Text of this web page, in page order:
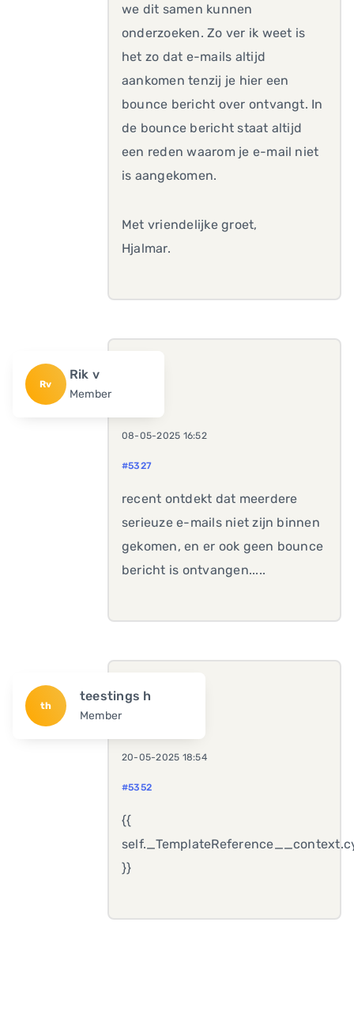
we dit samen kunnen
onderzoeken. Zo ver ik weet is
het zo dat e-mails altijd
aankomen tenzij je hier een
bounce bericht over ontvangt. In
de bounce bericht staat altijd
een reden waarom je e-mail niet
is aangekomen.
Met vriendelijke groet,
Hjalmar.
Rv
Rik v
Member
08-05-2025 16:52
#5327
recent ontdekt dat meerdere
serieuze e-mails niet zijn binnen
gekomen, en er ook geen bounce
bericht is ontvangen.....
th
teestings h
Member
20-05-2025 18:54
#5352
{{
}}